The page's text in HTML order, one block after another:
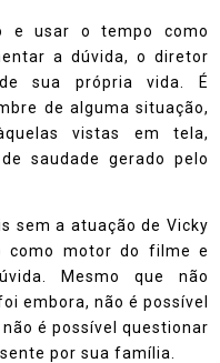
e usar o tempo como
a dúvida, o diretor
sua própria vida. É
de alguma situação,
vistas em tela,
saudade gerado pelo
sem a atuação de Vicky
como motor do filme e
Mesmo que não
embora, não é possível
é possível questionar
por sua família.